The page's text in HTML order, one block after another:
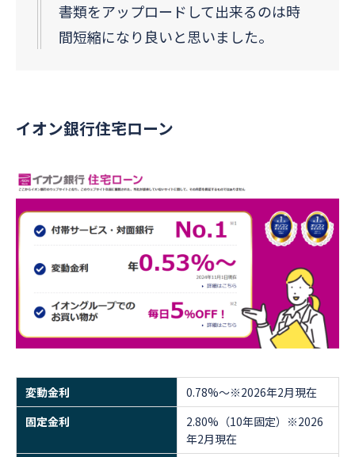
書類をアップロードして出来るのは時
間短縮になり良いと思いました。
イオン銀行住宅ローン
変動金利
0.78%～※2026年2月現在
固定金利
2.80%（10年固定）※2026
年2月現在